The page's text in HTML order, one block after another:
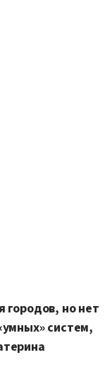
городов, но нет
систем,